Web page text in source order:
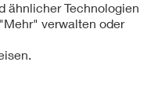
für zukünftige
zur Speicherung in
sind weitere
der VDE